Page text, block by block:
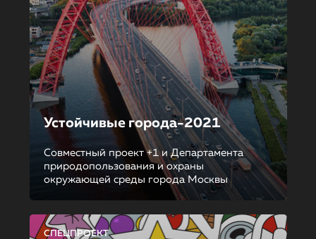
Устойчивые города-2021
Совместный проект +1 и Департамента
природопользования и охраны
окружающей среды города Москвы
СПЕЦПРОЕКТ